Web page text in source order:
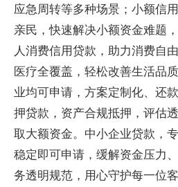
应急周转等多种场景；小额信
亲民，快速解决小额资金难题
人消费信用贷款，助力消费自
医疗全覆盖，轻松改善生活品
业均可申请，方案定制化、还
押贷款，资产合规抵押，评估
取大额资金。中小企业贷款，
稳定即可申请，缓解资金压力
务透明规范，用心守护每一位